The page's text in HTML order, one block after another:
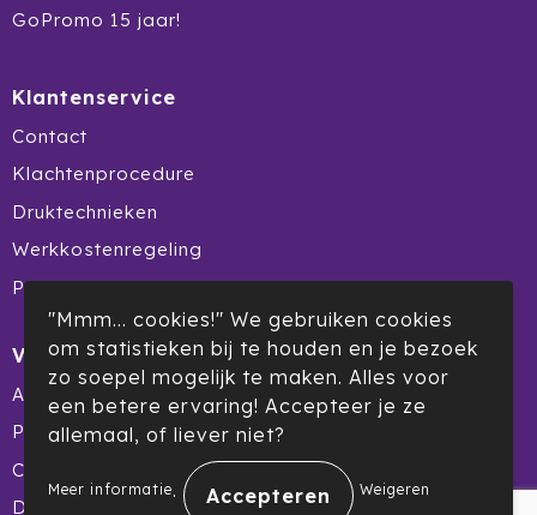
Prodir
Rituals
Røquet
Sagaform
GoPromo 15 jaar!
Klantenservice
Contact
Klachtenprocedure
Druktechnieken
Werkkostenregeling
Product Recall
Veilig winkelen
Algemene voorwaarden
Privacyverklaring
Cookiebeleid
Disclaimer
"Mmm... cookies!" We gebruiken cookies
om statistieken bij te houden en je bezoek
zo soepel mogelijk te maken. Alles voor
een betere ervaring! Accepteer je ze
allemaal, of liever niet?
Meer informatie. Weigeren